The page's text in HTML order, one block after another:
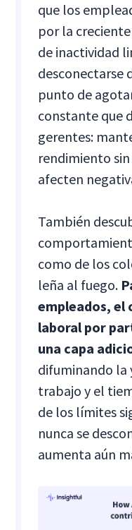
que los
por la
de inactividad
desconectarse
punto de
constante que
gerentes:
rendimiento
afecten
También
como de los
leña al fuego.
empleados,
laboral por
una capa
difuminando la
trabajo y el
de los límites
nunca se
aumenta aún